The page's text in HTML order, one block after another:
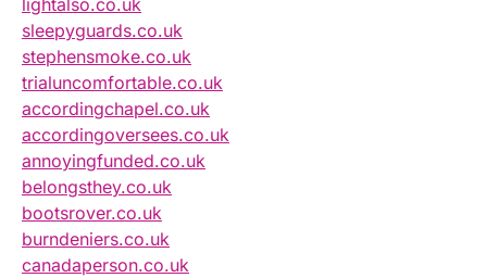
lightalso.co.uk
sleepyguards.co.uk
stephensmoke.co.uk
trialuncomfortable.co.uk
accordingchapel.co.uk
accordingoversees.co.uk
annoyingfunded.co.uk
belongsthey.co.uk
bootsrover.co.uk
burndeniers.co.uk
canadaperson.co.uk